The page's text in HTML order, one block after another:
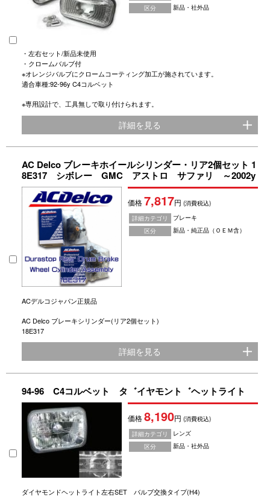
区分
新品・社外品
・左右セット/新品未使用
・クロームバルブ付
※オレンジバルブにクロームコーティング加工が施されています。
適合車種:92-96y C4コルベット
※専用設計で、工具無しで取り付けられます。
詳細を見る
AC Delco ブレーキホイールシリンダー・リア2個セット 1
8E317 シボレー GMC アストロ サファリ ～2002y
価格7,817円(消費税込)
詳細カテゴリ
ブレーキ
区分
新品・純正品（ＯＥＭ含）
ACデルコジャパン正規品
AC Delco ブレーキシリンダー(リア2個セット)
18E317
詳細を見る
94-96 C4コルベット タ゛イヤモント゛ヘットライト
価格8,190円(消費税込)
詳細カテゴリ
レンズ
区分
新品・社外品
ダイヤモンドヘットライト左右SET バルブ交換タイプ(H4)